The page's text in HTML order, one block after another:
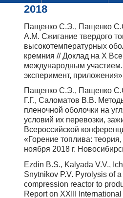
2018
Пащенко С.Э., Пащенко
А.М. Сжигание твердого
высокотемпературных
кремния // Доклад на X
международным
эксперимент,
Пащенко С.Э., Пащенко
Г.Г., Саломатов В.В.
пленочной оболочки на
условий их перевозки,
Всероссийской
«Горение топлива:
ноября 2018 г.
Ezdin B.S., Kalyada V.V.,
Snytnikov P.V. Pyrolysis of
compression reactor to
Report on XXIII